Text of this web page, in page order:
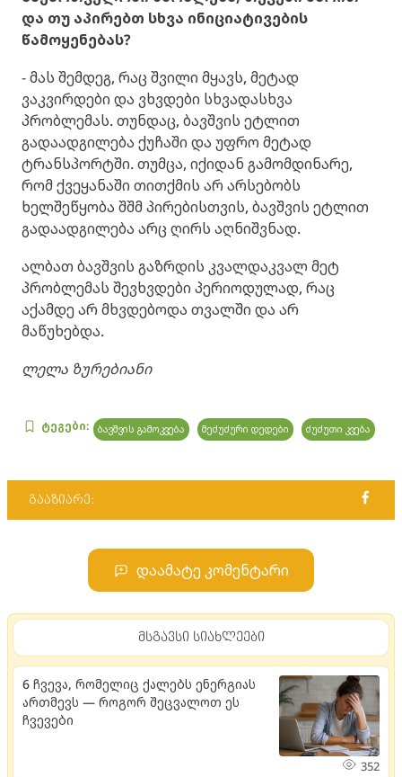
და თუ აპირებთ სხვა ინიციატივების
წამოყენებას?
- მას შემდეგ, რაც შვილი მყავს, მეტად
ვაკვირდები და ვხვდები სხვადასხვა
პრობლემას. თუნდაც, ბავშვის ეტლით
გადაადგილება ქუჩაში და უფრო მეტად
ტრანსპორტში. თუმცა, იქიდან გამომდინარე,
რომ ქვეყანაში თითქმის არ არსებობს
ხელშეწყობა შშმ პირებისთვის, ბავშვის ეტლით
გადაადგილება არც ღირს აღნიშვნად.
ალბათ ბავშვის გაზრდის კვალდაკვალ მეტ
პრობლემას შევხვდები პერიოდულად, რაც
აქამდე არ მხვდებოდა თვალში და არ
მაწუხებდა.
ლელა ზურებიანი
ტეგები: ბავშვის გამოკვება მეძუძური დედები ძუძუთი კვება
გააზიარე:
დაამატე კომენტარი
მსგავსი სიახლეები
6 ჩვევა, რომელიც ქალებს ენერგიას
ართმევს — როგორ შეცვალოთ ეს
ჩვევები
352